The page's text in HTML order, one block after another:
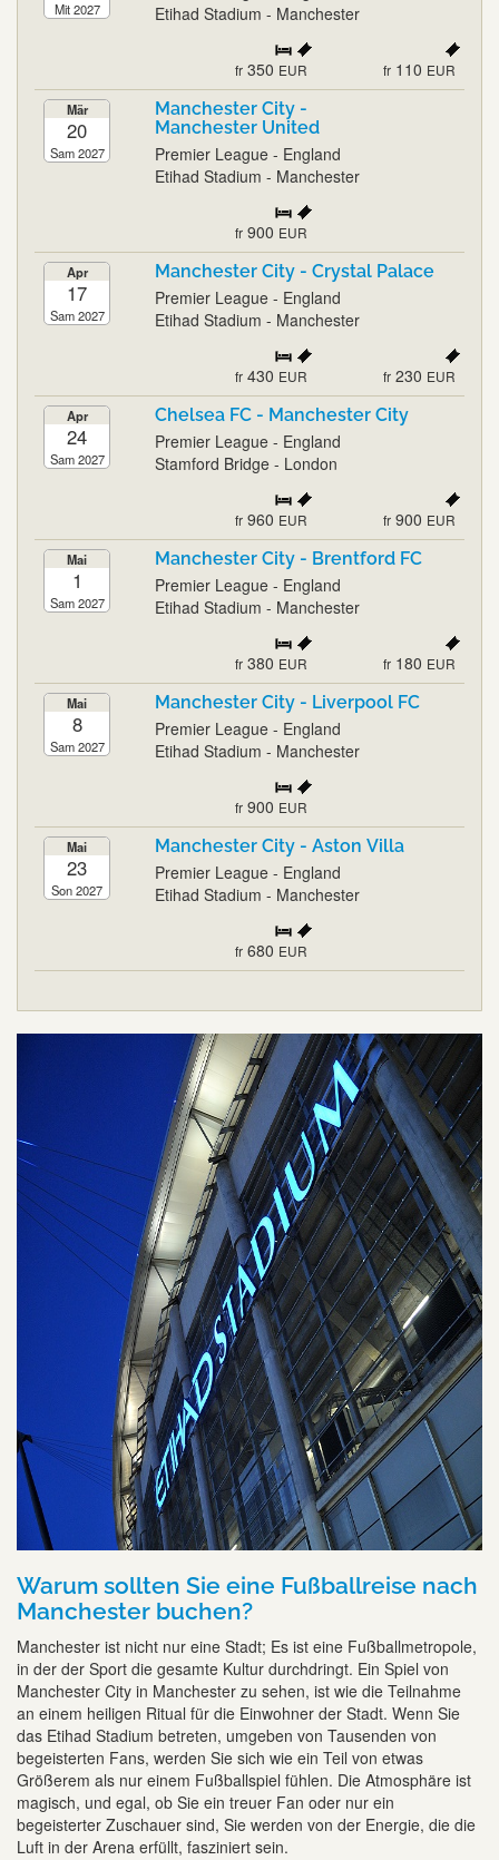
Mit 2027
Etihad Stadium - Manchester
fr 350 EUR fr 110 EUR
Mär
20
Sam 2027
Manchester City -
Manchester United
Premier League - England
Etihad Stadium - Manchester
fr 900 EUR
Apr
17
Sam 2027
Manchester City - Crystal Palace
Premier League - England
Etihad Stadium - Manchester
fr 430 EUR fr 230 EUR
Apr
24
Sam 2027
Chelsea FC - Manchester City
Premier League - England
Stamford Bridge - London
fr 960 EUR fr 900 EUR
Mai
1
Sam 2027
Manchester City - Brentford FC
Premier League - England
Etihad Stadium - Manchester
fr 380 EUR fr 180 EUR
Mai
8
Sam 2027
Manchester City - Liverpool FC
Premier League - England
Etihad Stadium - Manchester
fr 900 EUR
Mai
23
Son 2027
Manchester City - Aston Villa
Premier League - England
Etihad Stadium - Manchester
fr 680 EUR
Warum sollten Sie eine Fußballreise nach
Manchester buchen?
Manchester ist nicht nur eine Stadt; Es ist eine Fußballmetropole,
in der der Sport die gesamte Kultur durchdringt. Ein Spiel von
Manchester City in Manchester zu sehen, ist wie die Teilnahme
an einem heiligen Ritual für die Einwohner der Stadt. Wenn Sie
das Etihad Stadium betreten, umgeben von Tausenden von
begeisterten Fans, werden Sie sich wie ein Teil von etwas
Größerem als nur einem Fußballspiel fühlen. Die Atmosphäre ist
magisch, und egal, ob Sie ein treuer Fan oder nur ein
begeisterter Zuschauer sind, Sie werden von der Energie, die die
Luft in der Arena erfüllt, fasziniert sein.